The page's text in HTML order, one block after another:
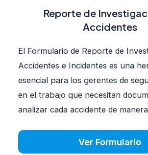
Reporte de
Accidentes
El Formulario de Reporte de
Accidentes e Incidentes es una
esencial para los gerentes de
en el trabajo que necesitan
analizar cada accidente de
Ver Formulario